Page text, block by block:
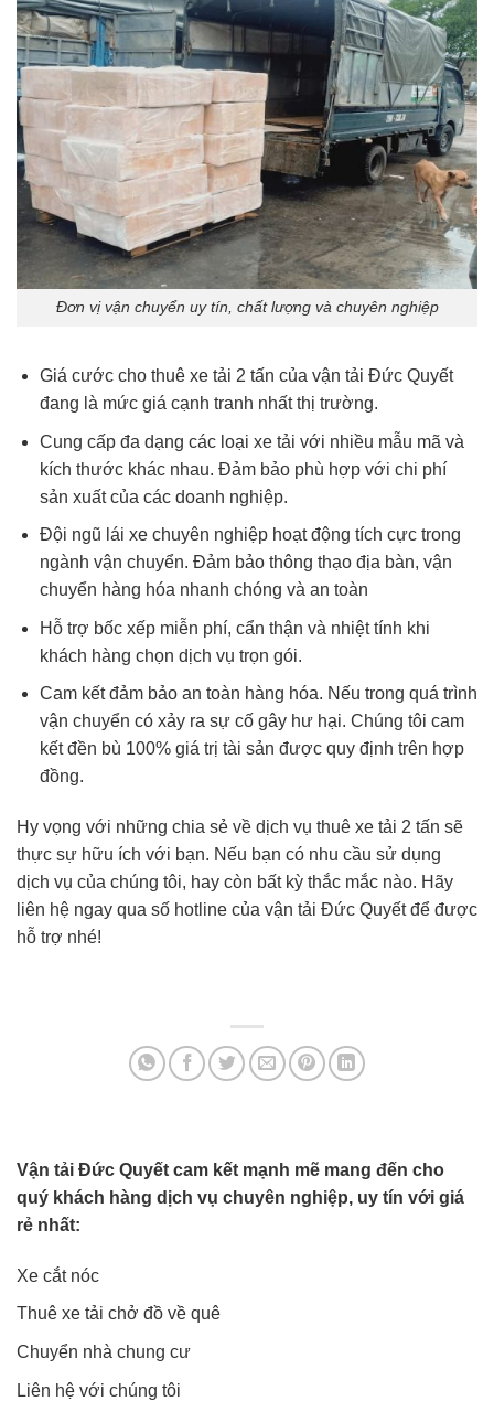
Đơn vị vận chuyển uy tín, chất lượng và chuyên nghiệp
Giá cước cho thuê xe tải 2 tấn của vận tải Đức Quyết
đang là mức giá cạnh tranh nhất thị trường.
Cung cấp đa dạng các loại xe tải với nhiều mẫu mã và
kích thước khác nhau. Đảm bảo phù hợp với chi phí
sản xuất của các doanh nghiệp.
Đội ngũ lái xe chuyên nghiệp hoạt động tích cực trong
ngành vận chuyển. Đảm bảo thông thạo địa bàn, vận
chuyển hàng hóa nhanh chóng và an toàn
Hỗ trợ bốc xếp miễn phí, cẩn thận và nhiệt tính khi
khách hàng chọn dịch vụ trọn gói.
Cam kết đảm bảo an toàn hàng hóa. Nếu trong quá trình
vận chuyển có xảy ra sự cố gây hư hại. Chúng tôi cam
kết đền bù 100% giá trị tài sản được quy định trên hợp
đồng.
Hy vọng với những chia sẻ về dịch vụ thuê xe tải 2 tấn sẽ
thực sự hữu ích với bạn. Nếu bạn có nhu cầu sử dụng
dịch vụ của chúng tôi, hay còn bất kỳ thắc mắc nào. Hãy
liên hệ ngay qua số hotline của vận tải Đức Quyết để được
hỗ trợ nhé!
Vận tải Đức Quyết cam kết mạnh mẽ mang đến cho
quý khách hàng dịch vụ chuyên nghiệp, uy tín với giá
rẻ nhất:
Xe cắt nóc
Thuê xe tải chở đồ về quê
Chuyển nhà chung cư
Liên hệ với chúng tôi